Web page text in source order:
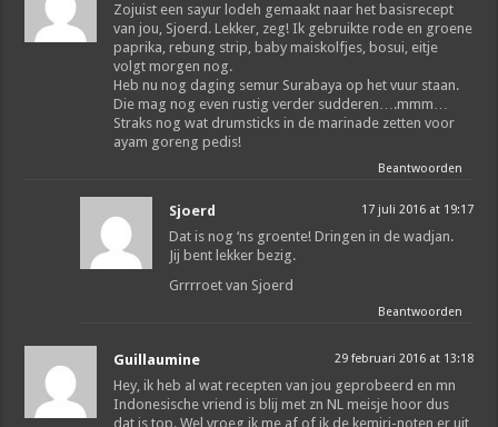
Zojuist een sayur lodeh gemaakt naar het basisrecept
van jou, Sjoerd. Lekker, zeg! Ik gebruikte rode en groene
paprika, rebung strip, baby maiskolfjes, bosui, eitje
volgt morgen nog.
Heb nu nog daging semur Surabaya op het vuur staan.
Die mag nog even rustig verder sudderen….mmm…
Straks nog wat drumsticks in de marinade zetten voor
ayam goreng pedis!
Beantwoorden
Sjoerd 17 juli 2016 at 19:17
Dat is nog ‘ns groente! Dringen in de wadjan.
Jij bent lekker bezig.
Grrrroet van Sjoerd
Beantwoorden
Guillaumine 29 februari 2016 at 13:18
Hey, ik heb al wat recepten van jou geprobeerd en mn
Indonesische vriend is blij met zn NL meisje hoor dus
dat is top. Wel vroeg ik me af of ik de kemiri-noten er uit